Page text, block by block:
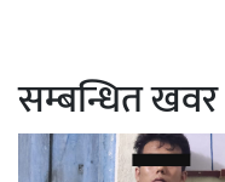
सम्बन्धित खवर